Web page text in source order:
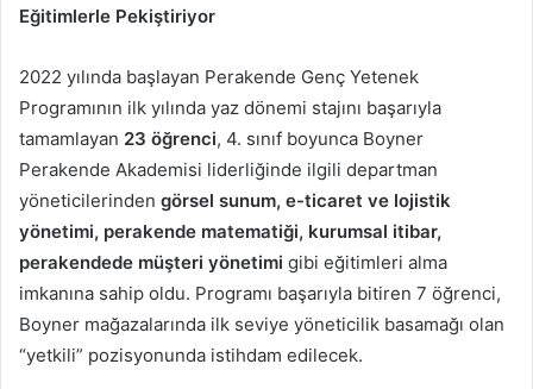
Eğitimlerle Pekiştiriyor
2022 yılında başlayan Perakende Genç Yetenek
Programının ilk yılında yaz dönemi stajını başarıyla
tamamlayan 23 öğrenci, 4. sınıf boyunca Boyner
Perakende Akademisi liderliğinde ilgili departman
yöneticilerinden görsel sunum, e-ticaret ve lojistik
yönetimi, perakende matematiği, kurumsal itibar,
perakendede müşteri yönetimi gibi eğitimleri alma
imkanına sahip oldu. Programı başarıyla bitiren 7 öğrenci,
Boyner mağazalarında ilk seviye yöneticilik basamağı olan
“yetkili” pozisyonunda istihdam edilecek.